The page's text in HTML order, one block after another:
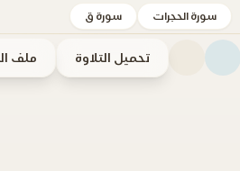
سورة الحجرات سورة ق
تحميل التلاوة ملف